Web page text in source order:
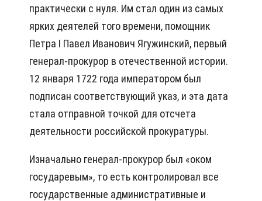
практически с нуля. Им стал один из самых
ярких деятелей того времени, помощник
Петра I Павел Иванович Ягужинский, первый
генерал-прокурор в отечественной истории.
12 января 1722 года императором был
подписан соответствующий указ, и эта дата
стала отправной точкой для отсчета
деятельности российской прокуратуры.
Изначально генерал-прокурор был «оком
государевым», то есть контролировал все
государственные административные и